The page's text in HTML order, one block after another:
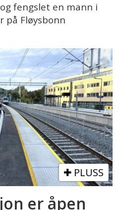
fengslet en mann i
på Fløysbonn
PLUSS
er åpen